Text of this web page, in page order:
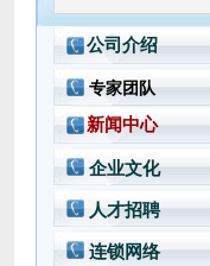
公司介绍
公司简介
品牌故事
董事介绍
发展历程
助听器选配中心
言语康复学校
专家团队
新闻中心
综合信息
专业培训
服务资讯
企业文化
人才招聘
连锁网络